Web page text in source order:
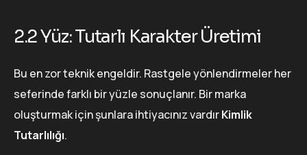
2.2 Yüz: Tutarlı Karakter Üretimi
Bu en zor teknik engeldir. Rastgele yönlendirmeler her
seferinde farklı bir yüzle sonuçlanır. Bir marka
oluşturmak için şunlara ihtiyacınız vardırKimlik
Tutarlılığı.